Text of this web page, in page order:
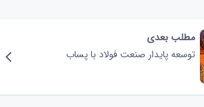
مطلب بعدی
توسعه پایدار صنعت فولاد با پساب